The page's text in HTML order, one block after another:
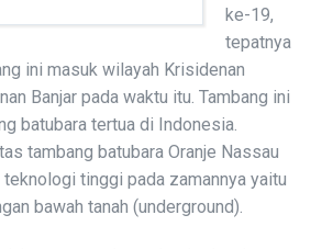
ke-19,
tepatnya
ini masuk wilayah Krisidenan
Banjar pada waktu itu. Tambang ini
batubara tertua di Indonesia.
tambang batubara Oranje Nassau
tinggi pada zamannya yaitu
bawah tanah (underground).